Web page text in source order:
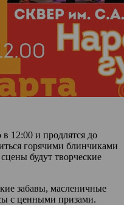
12:00 и продлятся до
горячими блинчиками
будут творческие
забавы, масленичные
с ценными призами.